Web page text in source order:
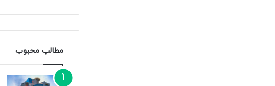
مطالب محبوب